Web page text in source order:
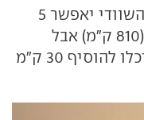
מבחינת נתוני הטווח והטעינה, השוודי יאפשר 5
ק"מ יותר של טווח רשמי מרבי (810 ק"מ) אבל
בחיבור של 10 דקות לסוללה תוכלו להוסיף 30 ק"מ